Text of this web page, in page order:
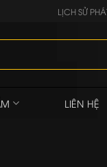
LỊCH SỬ
LIÊN HỆ